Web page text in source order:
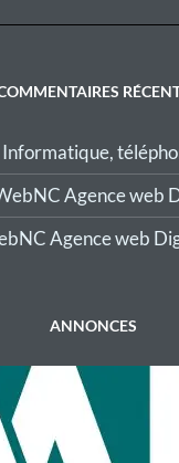
k
dI
nt
ie
dl
y
ta
er
Informatique,
Agence web
Agence web
ANNONCES